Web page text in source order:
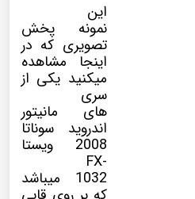
این
نمونه پخش
تصویری که در
اینجا مشاهده
میکنید یکی از
سری
های مانیتور
اندروید سوناتا
2008 ویستا
FX-
1032 میباشد